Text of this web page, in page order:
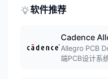
软件推荐
Cadence
Allegro PCB
端PCB设计系